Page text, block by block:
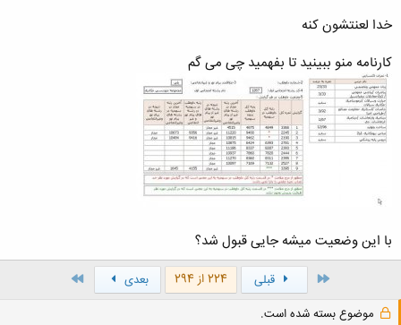
خدا لعنتشون کنه
کارنامه منو ببینید تا بفهمید چی می گم
با این وضعیت میشه جایی قبول شد؟
اول قبلی 224 از 294 بعدی
موضوع بسته شده است.